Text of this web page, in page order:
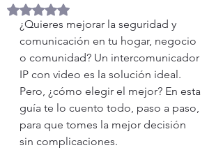
Obtuvo NaN de 5 estrellas.
¿Quieres mejorar la seguridad y
comunicación en tu hogar, negocio
o comunidad? Un intercomunicador
IP con video es la solución ideal.
Pero, ¿cómo elegir el mejor? En esta
guía te lo cuento todo, paso a paso,
para que tomes la mejor decisión
sin complicaciones.